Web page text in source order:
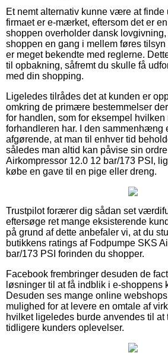
Et nemt alternativ kunne være at finde
firmaet er e-mærket, eftersom det er
shoppen overholder dansk
shoppen en gang i mellem føres
er meget bekendte med reglerne.
til opbakning, såfremt du skulle få
med din shopping.
Ligeledes tilrådes det at kunden er
omkring de primære bestemmelser
for handlen, som for eksempel
forhandleren har. I den sammenhæng
afgørende, at man til enhver tid
således man altid kan påvise sin
Airkompressor 12.0 12 bar/173 PSI,
købe en gave til en pige eller dreng.
Trustpilot forærer dig sådan set
eftersøge ret mange eksisterende
på grund af dette anbefaler vi, at du
butikkens ratings af Fodpumpe SKS
bar/173 PSI forinden du shopper.
Facebook frembringer desuden de
løsninger til at få indblik i e-shoppens
Desuden ses mange online
mulighed for at levere en omtale af
hvilket ligeledes burde anvendes til at
tidligere kunders oplevelser.